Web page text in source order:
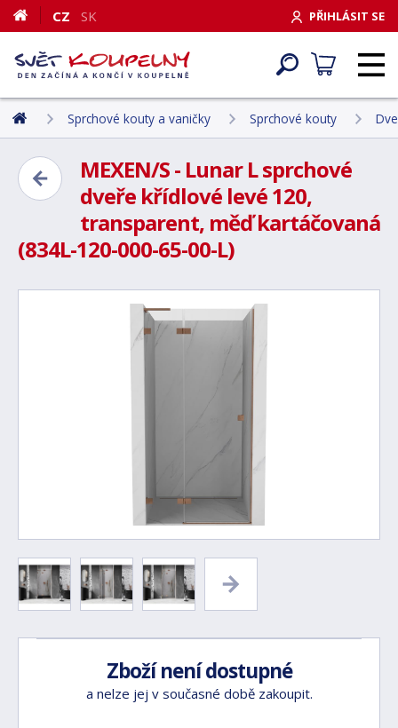
PŘIHLÁSIT SE
CZ SK
Sprchové kouty a vaničky Sprchové kouty
MEXEN/S - Lunar L sprchové
dveře křídlové levé 120,
transparent, měď kartáčovaná
(834L-120-000-65-00-L)
Zboží není dostupné
a nelze jej v současné době zakoupit.